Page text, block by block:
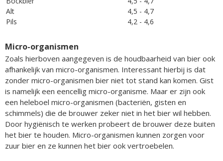
Alt
4,5 - 4,7
Pils
4,2 - 4,6
Micro-organismen
Zoals hierboven aangegeven is de houdbaarheid van bier ook
afhankelijk van micro-organismen. Interessant hierbij is dat
zonder micro-organismen bier niet tot stand kan komen. Gist
is namelijk een eencellig micro-organisme. Maar er zijn ook
een heleboel micro-organismen (bacteriën, gisten en
schimmels) die de brouwer zeker niet in het bier wil hebben.
Door hygiënisch te werken probeert de brouwer deze buiten
het bier te houden. Micro-organismen kunnen zorgen voor
zuur bier en ze kunnen het bier ook vertroebelen.